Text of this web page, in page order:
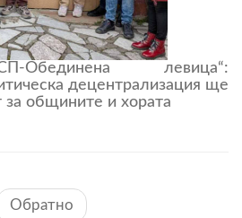
Обединена левица“:
децентрализация ще
за общините и хората
Обратно